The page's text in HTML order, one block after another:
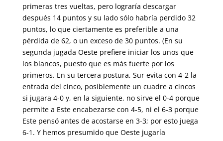
primeras tres vueltas, pero lograría descargar
después 14 puntos y su lado sólo habría perdido 32
puntos, lo que ciertamente es preferible a una
pérdida de 62, o un exceso de 30 puntos. (En su
segunda jugada Oeste prefiere iniciar los unos que
los blancos, puesto que es más fuerte por los
primeros. En su tercera postura, Sur evita con 4-2 la
entrada del cinco, posiblemente un cuadre a cincos
si jugara 4-0 y, en la siguiente, no sirve el 0-4 porque
permite a Este encabezarse con 4-5, ni el 6-3 porque
Este pensó antes de acostarse en 3-3; por esto juega
6-1. Y hemos presumido que Oeste jugaría